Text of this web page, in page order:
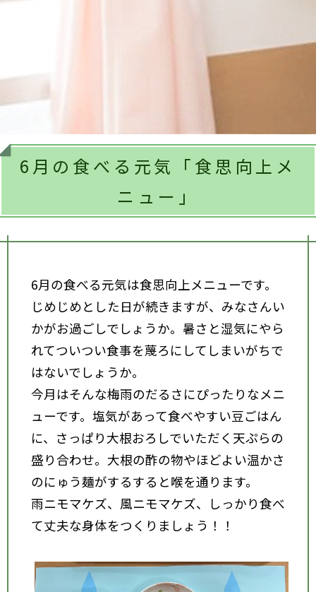
6月の食べる元気「食思向上メ
ニュー」
6月の食べる元気は食思向上メニューです。
じめじめとした日が続きますが、みなさんい
かがお過ごしでしょうか。暑さと湿気にやら
れてついつい食事を蔑ろにしてしまいがちで
はないでしょうか。
今月はそんな梅雨のだるさにぴったりなメニ
ューです。塩気があって食べやすい豆ごはん
に、さっぱり大根おろしでいただく天ぷらの
盛り合わせ。大根の酢の物やほどよい温かさ
のにゅう麺がするすると喉を通ります。
雨ニモマケズ、風ニモマケズ、しっかり食べ
て丈夫な身体をつくりましょう！！